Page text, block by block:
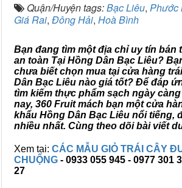
Quận/Huyện tags:Bạc Liêu, Phước
Giá Rai, Đông Hải, Hoà Bình
Bạn đang tìm một địa chỉ uy tín bán
an toàn Tại Hồng Dân Bạc Liêu?
chưa biết chọn mua tại cửa hàng
Dân Bạc Liêu nào giá tốt? Để đáp
tìm kiếm thực phẩm sạch ngày
nay, 360 Fruit mách bạn một cửa
khẩu Hồng Dân Bạc Liêu nổi tiếng,
nhiều nhất. Cùng theo dõi bài viết
Xem tại: CÁC MẪU GIỎ TRÁI CÂY
CHUỘNG - 0933 055 945 - 0977 301
27